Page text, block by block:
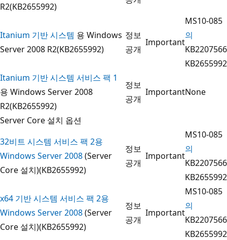
R2(KB2655992)
Itanium 기반 시스템 용 Windows
Server 2008 R2(KB2655992)
정보
공개
Important
MS10-085
의
KB2207566
KB2655992
Itanium 기반 시스템 서비스 팩 1
용 Windows Server 2008
R2(KB2655992)
정보
공개
ImportantNone
Server Core 설치 옵션
32비트 시스템 서비스 팩 2용
Windows Server 2008(Server
Core 설치)(KB2655992)
정보
공개
Important
MS10-085
의
KB2207566
KB2655992
x64 기반 시스템 서비스 팩 2용
Windows Server 2008(Server
Core 설치)(KB2655992)
정보
공개
Important
MS10-085
의
KB2207566
KB2655992